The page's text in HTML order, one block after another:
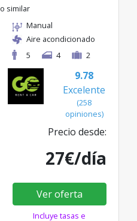
o similar
Manual
Aire acondicionado
5
4 2
9.78
Excelente
(258
opiniones)
Precio desde:
27€/día
Ver oferta
Incluye tasas e